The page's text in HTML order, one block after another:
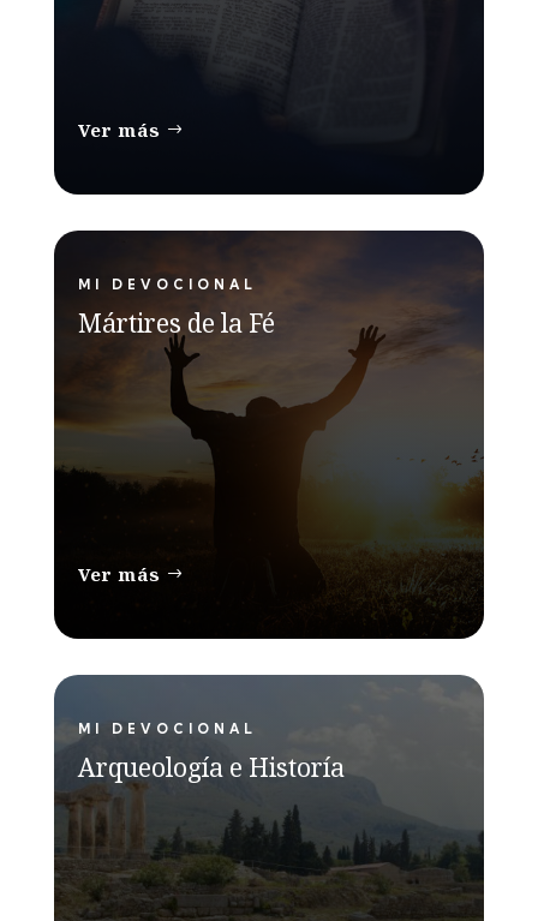
Ver más
MI DEVOCIONAL
Mártires de la Fé
Ver más
MI DEVOCIONAL
Arqueología e Historía